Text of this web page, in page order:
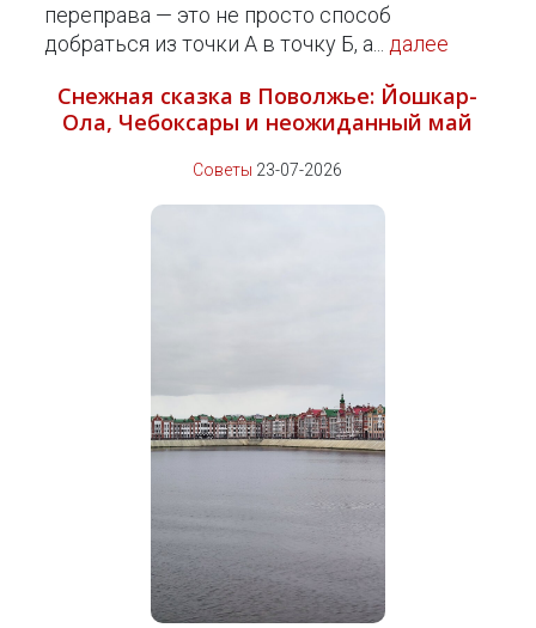
переправа — это не просто способ
добраться из точки А в точку Б, а... далее
Снежная сказка в Поволжье: Йошкар-
Ола, Чебоксары и неожиданный май
Советы 23-07-2026